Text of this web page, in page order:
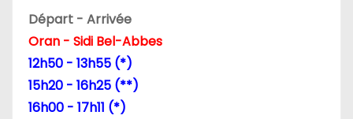
n
d
e
Départ - Arrivée
Oran - Sidi Bel-Abbes
12h50 - 13h55 (*)
15h20 - 16h25 (**)
16h00 - 17h11 (*)